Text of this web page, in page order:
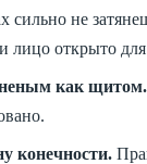
сильно не
лицо открыто для
как щитом.
конечности.